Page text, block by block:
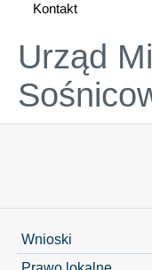
Kontakt
Urząd
Wnioski